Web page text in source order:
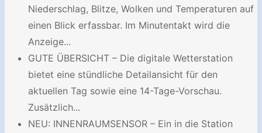
Niederschlag, Blitze, Wolken und Temperaturen auf
einen Blick erfassbar. Im Minutentakt wird die
Anzeige...
GUTE ÜBERSICHT – Die digitale Wetterstation
bietet eine stündliche Detailansicht für den
aktuellen Tag sowie eine 14-Tage-Vorschau.
Zusätzlich...
NEU: INNENRAUMSENSOR – Ein in die Station